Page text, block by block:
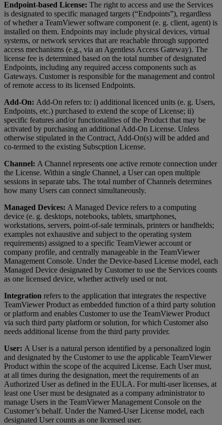
Endpoint-based License: The right to access and use the Services
is designated to specific managed targets (“Endpoints”), regardless
of whether a TeamViewer software component (e. g. client, agent) is
installed on them. Endpoints may include physical devices, virtual
systems, or network services that are reachable through supported
access mechanisms (e.g., via an Agentless Access Gateway). The
license fee is determined based on the total number of designated
Endpoints, including any required access components such as
Gateways. Customer is responsible for the management and control
of remote access to its licensed Endpoints.
Add-On: Add-On refers to: i) additional licenced units (e. g. Users,
Endpoints, etc.) purchased to extend the scope of License; ii)
specific features and/or functionalities of the Product that may be
activated by purchasing an additional Add-On License. Unless
otherwise stipulated in the Contract, Add-On(s) will be added and
co-termed to the existing Subscption License.
Channel: A Channel represents one active remote connection under
the License. Within a single Channel, a User can open multiple
sessions in separate tabs. The total number of Channels determines
how many Users can connect simultaneously.
Managed Devices: A Managed Device refers to a computing
device (e. g. desktops, notebooks, tablets, smartphones,
workstations, servers, point-of-sale terminals, printers or handhelds;
examples not exhaustive and subject to the operating system
requirements) assigned to a specific TeamViewer account or
company profile, and centrally manageable in the TeamViewer
Management Console. Under the Device-based License model, each
Managed Device designated by Customer to use the Services counts
as one licensed device, whether actively used or not.
Integration refers to the application that integrates the respective
TeamViewer Product as embedded function of a third party solution
or platform and enables Customer to use the TeamViewer Product
via such third party platform or solution, for which Customer also
needs additional license from the third party provider.
User: A User is a natural person identified by a personalized login
and designated by the Customer to use the applicable TeamViewer
Product within the scope of the acquired License. Each User must,
at all times during the designation, meet the requirements of an
Authorized User as defined in the EULA. For multi-user licenses, at
least one User must be designated as a company administrator to
manage Users in the TeamViewer Management Console on the
Customer’s behalf. Under the Named-User License model, each
designated User counts as one licensed user.